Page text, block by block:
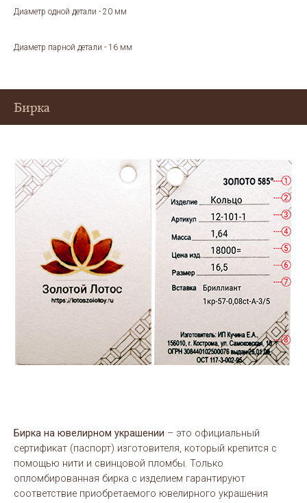
Диаметр одной детали - 20 мм
Диаметр парной детали - 16 мм
Бирка
Бирка на ювелирном украшении – это официальный
сертификат (паспорт) изготовителя, который крепится с
помощью нити и свинцовой пломбы. Только
опломбированная бирка с изделием гарантируют
соответствие приобретаемого ювелирного украшения